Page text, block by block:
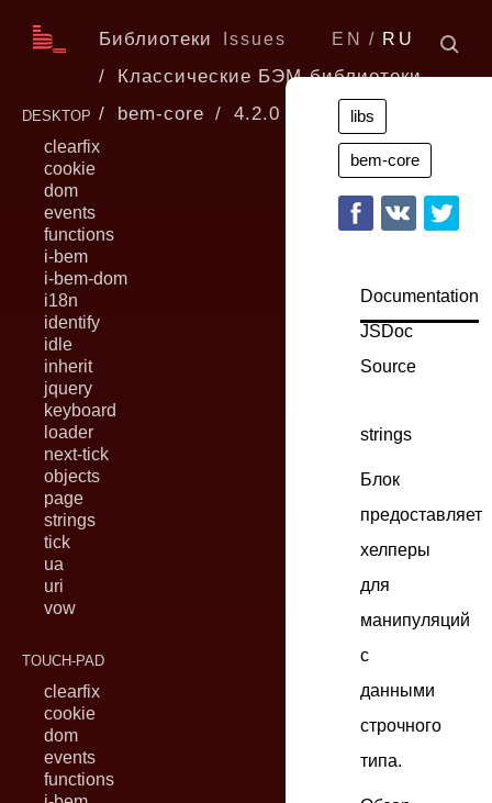
EN RU
Issues
Библиотеки
Классические БЭМ-библиотеки
bem-core
4.2.0
DESKTOP
clearfix
cookie
dom
events
functions
i-bem
i-bem-dom
i18n
identify
idle
inherit
jquery
keyboard
loader
next-tick
objects
page
strings
tick
ua
uri
vow
TOUCH-PAD
clearfix
cookie
dom
events
functions
Documentation
JSDoc
Source
strings
Блок
предоставляет
хелперы
для
манипуляций
с
данными
строчного
типа.
libs
bem-core